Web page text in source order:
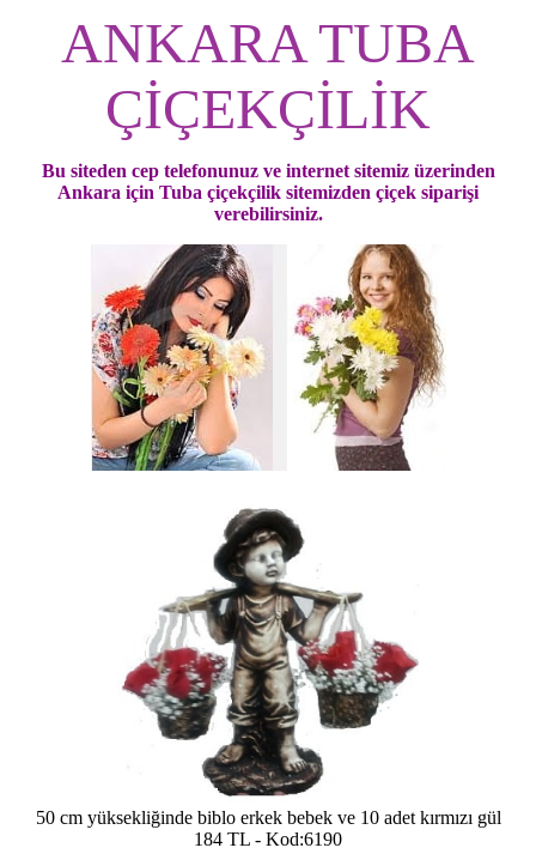
ANKARA TUBA
ÇİÇEKÇİLİK
Bu siteden cep telefonunuz ve internet sitemiz üzerinden
Ankara için Tuba çiçekçilik sitemizden çiçek siparişi
verebilirsiniz.
50 cm yüksekliğinde biblo erkek bebek ve 10 adet kırmızı gül
184 TL - Kod:6190